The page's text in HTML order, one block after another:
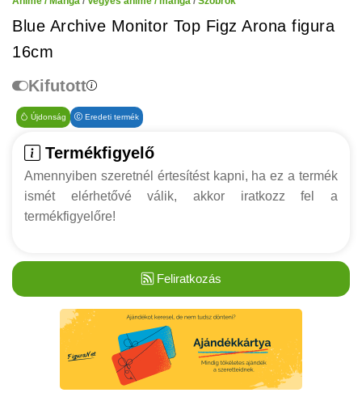
Blue Archive Monitor Top Figz Arona figura
16cm
Kifutott
Újdonság Eredeti termék
Termékfigyelő
Amennyiben szeretnél értesítést kapni, ha ez a termék
ismét elérhetővé válik, akkor iratkozz fel a
termékfigyelőre!
Feliratkozás